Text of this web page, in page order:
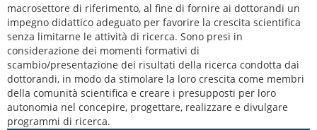
macrosettore di riferimento, al fine di fornire ai dottorandi un
impegno didattico adeguato per favorire la crescita scientifica
senza limitarne le attività di ricerca. Sono presi in
considerazione dei momenti formativi di
scambio/presentazione dei risultati della ricerca condotta dai
dottorandi, in modo da stimolare la loro crescita come membri
della comunità scientifica e creare i presupposti per loro
autonomia nel concepire, progettare, realizzare e divulgare
programmi di ricerca.